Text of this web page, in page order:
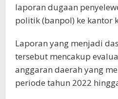
laporan dugaan
politik (banpol) ke kantor
Laporan yang menjadi
tersebut mencakup
anggaran daerah yang
periode tahun 2022